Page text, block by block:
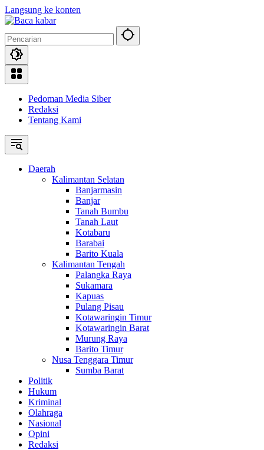
Langsung ke konten
Pedoman Media Siber
Redaksi
Tentang Kami
Daerah
Kalimantan Selatan
Banjarmasin
Banjar
Tanah Bumbu
Tanah Laut
Kotabaru
Barabai
Barito Kuala
Kalimantan Tengah
Palangka Raya
Sukamara
Kapuas
Pulang Pisau
Kotawaringin Timur
Kotawaringin Barat
Murung Raya
Barito Timur
Nusa Tenggara Timur
Sumba Barat
Politik
Hukum
Kriminal
Olahraga
Nasional
Opini
Redaksi